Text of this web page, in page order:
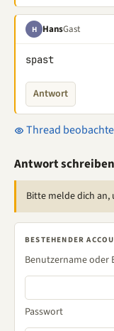
H HansGast
spast
Antwort
Thread
Antwort schreiben
Bitte melde dich an,
BESTEHENDER
Benutzername oder
Passwort